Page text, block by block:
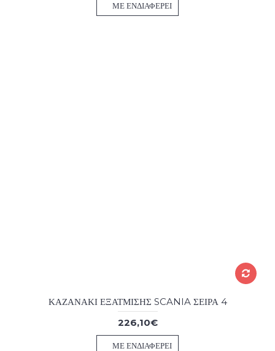
ΜΕ ΕΝΔΙΑΦΈΡΕΙ
ΚΑΖΑΝΑΚΙ ΕΞΑΤΜΙΣΗΣ SCANIA ΣΕΙΡΑ 4
226,10€
ΜΕ ΕΝΔΙΑΦΈΡΕΙ